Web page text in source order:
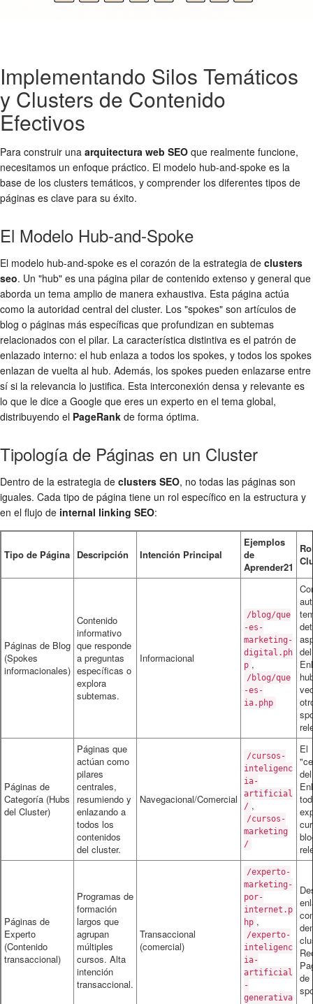
Implementando Silos Temáticos
y Clusters de Contenido
Efectivos
Para construir una arquitectura web SEO que realmente funcione,
necesitamos un enfoque práctico. El modelo hub-and-spoke es la
base de los clusters temáticos, y comprender los diferentes tipos de
páginas es clave para su éxito.
El Modelo Hub-and-Spoke
El modelo hub-and-spoke es el corazón de la estrategia de clusters
seo. Un "hub" es una página pilar de contenido extenso y general que
aborda un tema amplio de manera exhaustiva. Esta página actúa
como la autoridad central del cluster. Los "spokes" son artículos de
blog o páginas más específicas que profundizan en subtemas
relacionados con el pilar. La característica distintiva es el patrón de
enlazado interno: el hub enlaza a todos los spokes, y todos los spokes
enlazan de vuelta al hub. Además, los spokes pueden enlazarse entre
sí si la relevancia lo justifica. Esta interconexión densa y relevante es
lo que le dice a Google que eres un experto en el tema global,
distribuyendo el PageRank de forma óptima.
Tipología de Páginas en un Cluster
Dentro de la estrategia de clusters SEO, no todas las páginas son
iguales. Cada tipo de página tiene un rol específico en la estructura y
en el flujo de internal linking SEO:
Tipo de Página Descripción Intención Principal
Ejemplos
de
Aprender21
Páginas de Blog
(Spokes
informacionales)
Contenido
informativo
que responde
a preguntas
específicas o
explora
subtemas.
Informacional
/blog/que
-es-
marketing-
digital.ph
p ,
/blog/que
-es-
ia.php
Páginas de
Categoría (Hubs
del Cluster)
Páginas que
actúan como
pilares
centrales,
resumiendo y
enlazando a
todos los
contenidos
del cluster.
Navegacional/Comercial
/cursos-
inteligenc
ia-
artificial
/ ,
/cursos-
marketing
/
El
Páginas de
Experto
(Contenido
transaccional)
Programas de
formación
largos que
agrupan
múltiples
cursos. Alta
intención
transaccional.
Transaccional
(comercial)
/experto-
marketing-
por-
internet.p
hp ,
/experto-
inteligenc
ia-
artificial
-
generativa
de